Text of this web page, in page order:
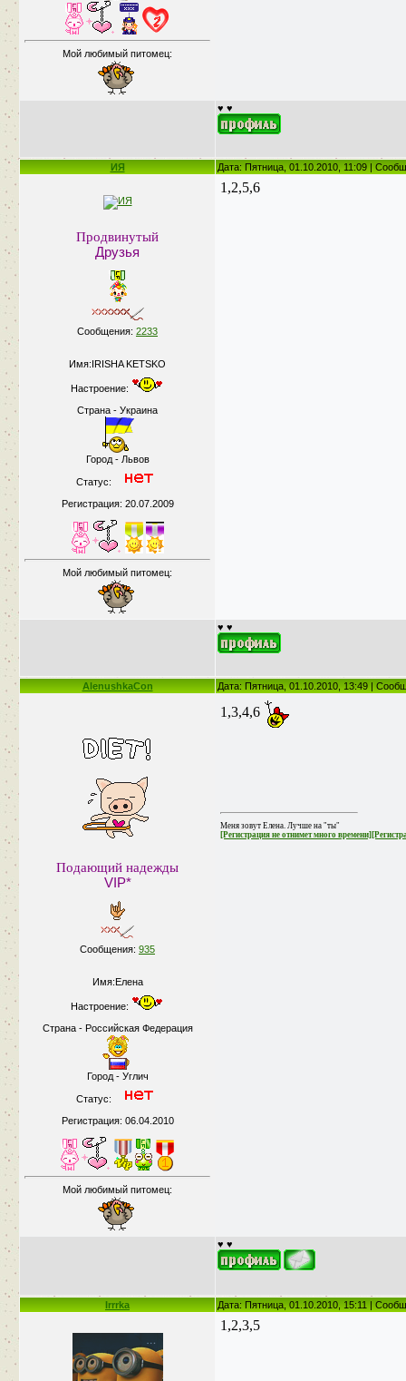
Мой любимый питомец:
♥ ♥
ИЯ Дата: Пятница, 01.10.2010, 11:09 |
Продвинутый
Друзья
Сообщения: 2233
Имя:IRISHA KETSKO
Настроение:
Страна - Украина
Город - Львов
Статус:
Регистрация: 20.07.2009
Мой любимый питомец:
1,2,5,6
♥ ♥
AlenushkaCon Дата: Пятница, 01.10.2010, 13:49 |
Подающий надежды
VIP*
Сообщения: 935
Имя:Елена
Настроение:
Страна - Российская Федерация
Город - Углич
Статус:
Регистрация: 06.04.2010
Мой любимый питомец:
1,3,4,6
Меня зовут Елена. Лучше на "ты"
[Регистрация не отнимет много времени]
♥ ♥
Irrrka Дата: Пятница, 01.10.2010, 15:11 |
1,2,3,5